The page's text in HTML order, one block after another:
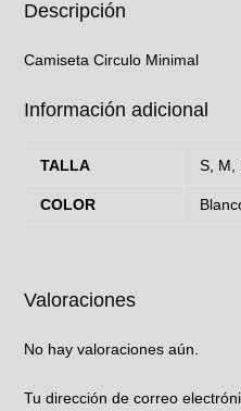
Descripción
Camiseta Circulo Minimal
Información adicional
TALLA S, M,
COLOR
Valoraciones
No hay valoraciones aún.
Tu dirección de correo